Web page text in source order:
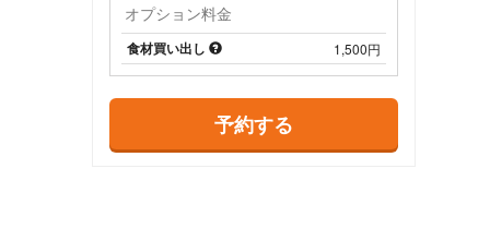
オプション料金
食材買い出し 1,500円
予約する